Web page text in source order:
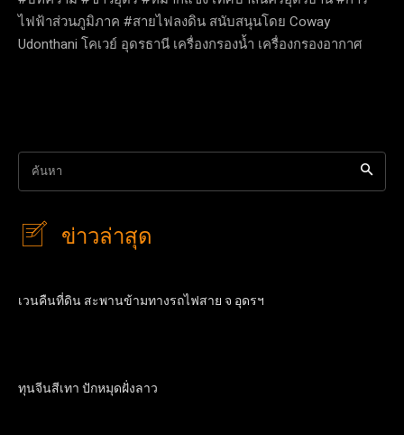
ไฟฟ้าส่วนภูมิภาค #สายไฟลงดิน สนับสนุนโดย Coway
Udonthani โคเวย์ อุดรธานี เครื่องกรองน้ำ เครื่องกรองอากาศ
ค้นหา
ข่าวล่าสุด
เวนคืนที่ดิน สะพานข้ามทางรถไฟสาย จ อุดรฯ
ทุนจีนสีเทา ปักหมุดฝั่งลาว